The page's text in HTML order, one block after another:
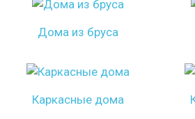
Дома из бруса
Каркасные дома